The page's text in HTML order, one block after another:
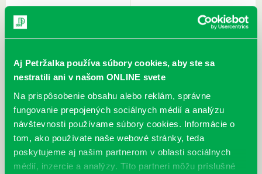
Aj Petržalka používa súbory cookies, aby ste sa
nestratili ani v našom ONLINE svete
Na prispôsobenie obsahu alebo reklám, správne
fungovanie prepojených sociálnych médií a analýzu
návštevnosti používame súbory cookies. Informácie o
tom, ako používate naše webové stránky, teda
poskytujeme aj našim partnerom v oblasti sociálnych
médií, inzercie a analýzy. Títo partneri môžu príslušné